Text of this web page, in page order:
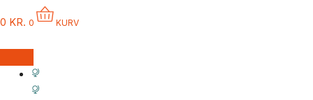
0 KR. 0 KURV